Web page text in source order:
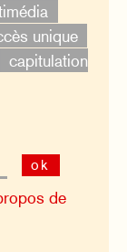
unique
capitulation
ok
de